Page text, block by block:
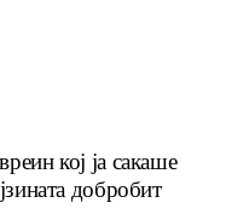
кој ја сакаше
добробит